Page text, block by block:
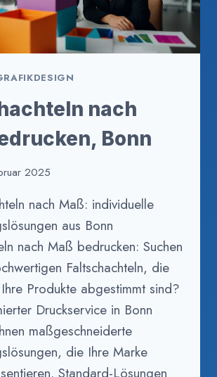
nach
Bonn
2025
nach Maß: individuelle
aus Bonn
nach Maß bedrucken: Suchen
Faltschachteln, die
Produkte abgestimmt sind?
Druckservice in Bonn
maßgeschneiderte
die Ihre Marke